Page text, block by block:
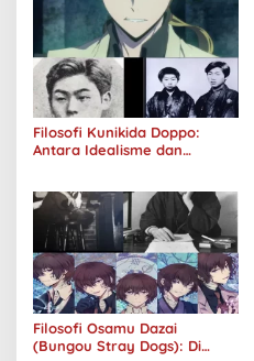
Filosofi Kunikida Doppo:
Antara Idealisme dan
Filosofi Osamu Dazai
(Bungou Stray Dogs): Di